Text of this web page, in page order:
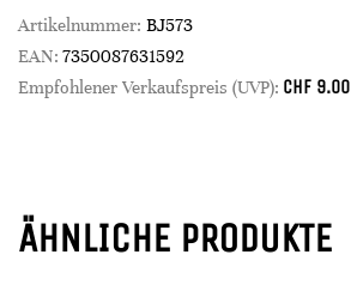
Artikelnummer: BJ573
EAN: 7350087631592
Empfohlener Verkaufspreis (UVP): CHF 9.00
ÄHNLICHE PRODUKTE